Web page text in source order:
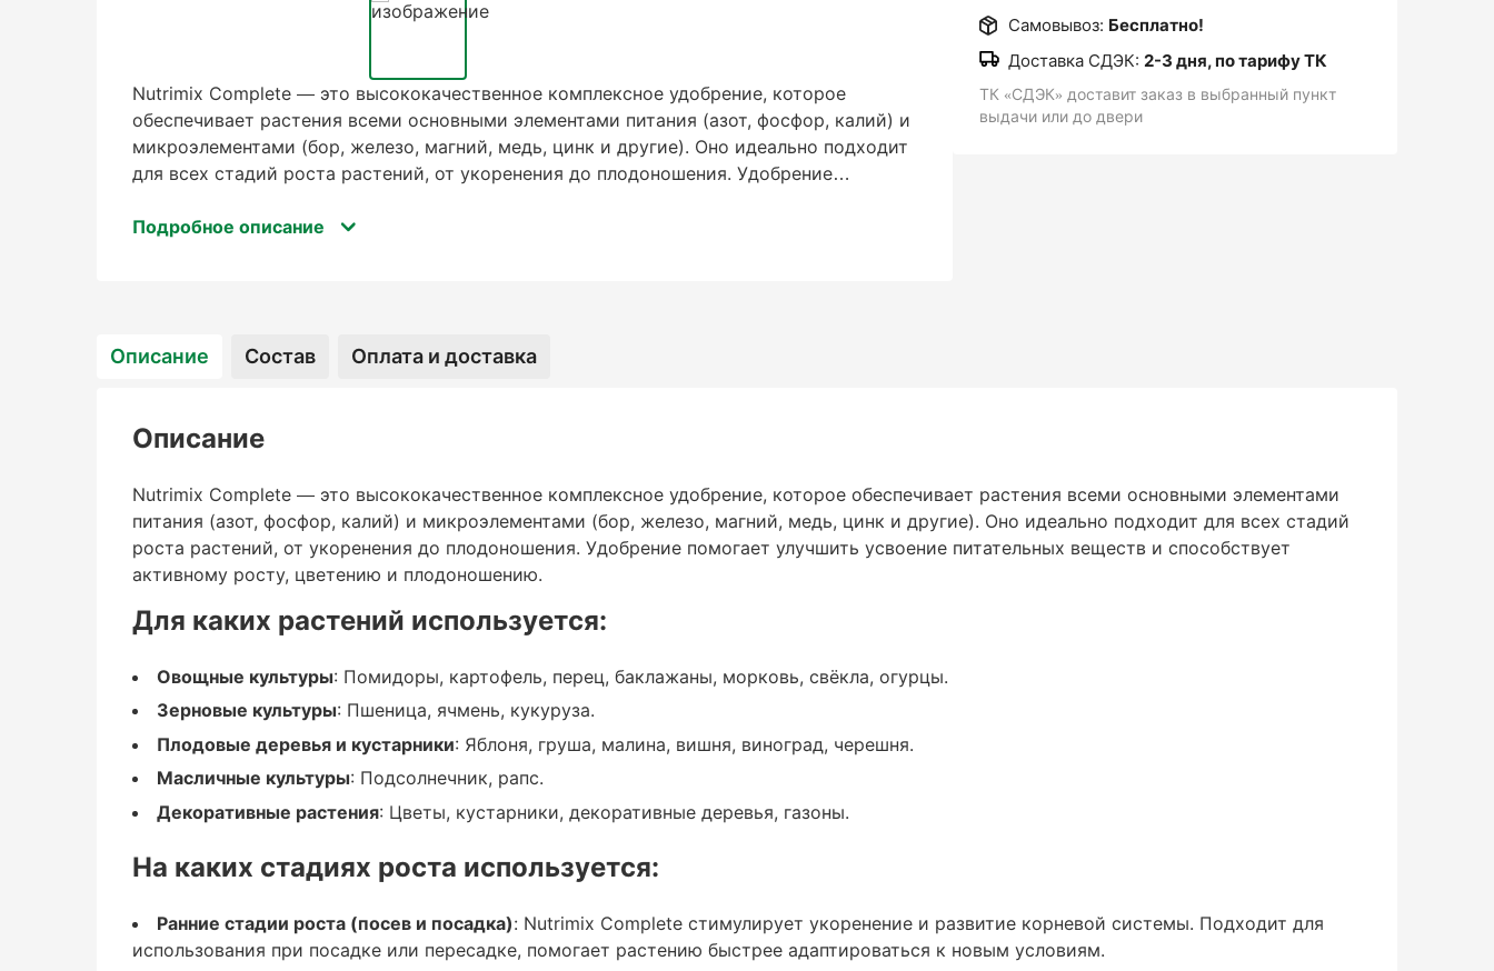
Nutrimix Complete — это высококачественное комплексное удобрение, которое
обеспечивает растения всеми основными элементами питания (азот, фосфор, калий) и
микроэлементами (бор, железо, магний, медь, цинк и другие). Оно идеально подходит
для всех стадий роста растений, от укоренения до плодоношения. Удобрение
цветению и плодоношению.
Овощные культуры
Зерновые культуры
: Пшеница, ячмень, кукуруза.
Плодовые деревья и кустарники
: Яблоня, груша, малина, вишня, виноград, черешня.
Масличные культуры
: Подсолнечник, рапс.
Декоративные растения
Подробное описание
Самовывоз: Бесплатно!
Доставка СДЭК: 2-3 дня, по тарифу ТК
ТК «СДЭК» доставит заказ в выбранный пункт
выдачи или до двери
Описание Состав Оплата и доставка
Описание
Nutrimix Complete — это высококачественное комплексное удобрение, которое обеспечивает растения всеми основными элементами
питания (азот, фосфор, калий) и микроэлементами (бор, железо, магний, медь, цинк и другие). Оно идеально подходит для всех стадий
роста растений, от укоренения до плодоношения. Удобрение помогает улучшить усвоение питательных веществ и способствует
активному росту, цветению и плодоношению.
Для каких растений используется:
Овощные культуры: Помидоры, картофель, перец, баклажаны, морковь, свёкла, огурцы.
Зерновые культуры: Пшеница, ячмень, кукуруза.
Плодовые деревья и кустарники: Яблоня, груша, малина, вишня, виноград, черешня.
Масличные культуры: Подсолнечник, рапс.
Декоративные растения: Цветы, кустарники, декоративные деревья, газоны.
На каких стадиях роста используется:
Ранние стадии роста (посев и посадка): Nutrimix Complete стимулирует укоренение и развитие корневой системы. Подходит для
использования при посадке или пересадке, помогает растению быстрее адаптироваться к новым условиям.